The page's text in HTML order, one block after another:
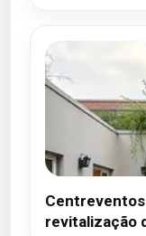
revitalização